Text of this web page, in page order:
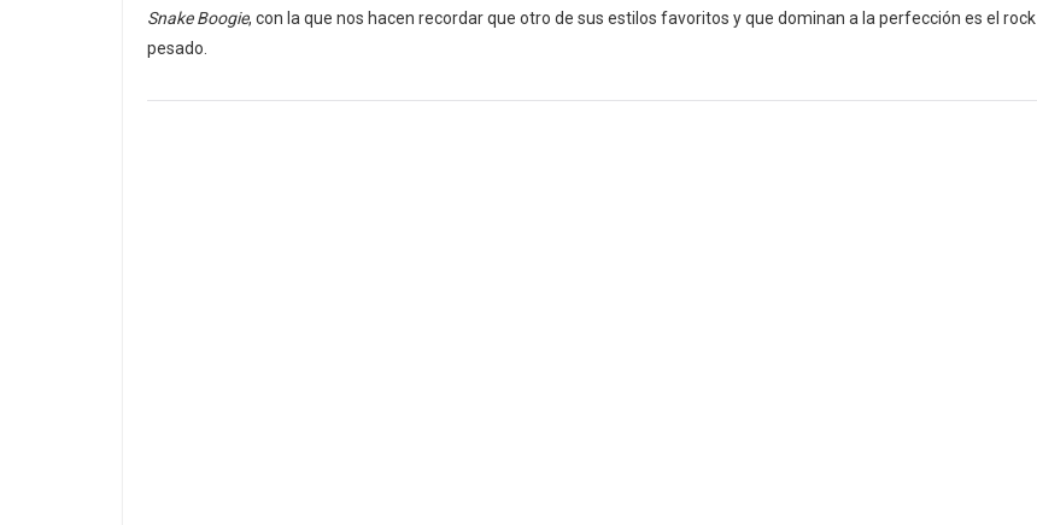
Snake Boogie, con la que nos hacen recordar que otro de sus estilos favoritos y que dominan a la perfección es el rock
pesado.